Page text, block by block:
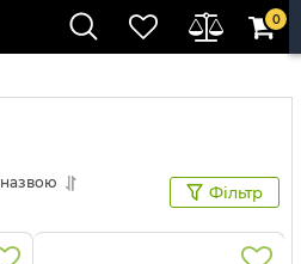
0
назвою
Фільтр